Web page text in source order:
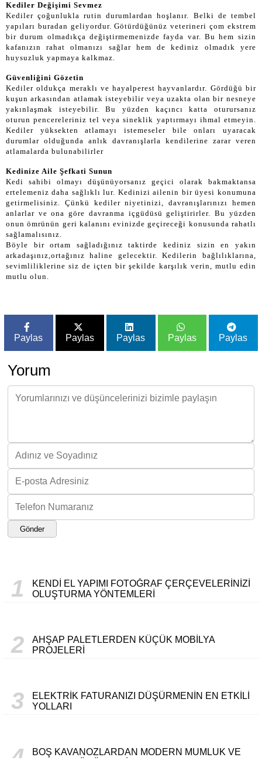
Kediler Değişimi Sevmez
Kediler çoğunlukla rutin durumlardan hoşlanır. Belki de tembel
yapıları buradan geliyordur. Götürdüğünüz veterineri çom ekstrem
bir durum olmadıkça değiştirmemenizde fayda var. Bu hem sizin
kafanızın rahat olmanızı sağlar hem de kediniz olmadık yere
huysuzluk yapmaya kalkmaz.
Güvenliğini Gözetin
Kediler oldukça meraklı ve hayalperest hayvanlardır. Gördüğü bir
kuşun arkasından atlamak isteyebilir veya uzakta olan bir nesneye
yakınlaşmak isteyebilir. Bu yüzden kaçıncı katta oturursanız
oturun pencereleriniz tel veya sineklik yaptırmayı ihmal etmeyin.
Kediler yüksekten atlamayı istemeseler bile onları uyaracak
durumlar olduğunda anlık davranışlarla kendilerine zarar veren
atlamalarda bulunabilirler
Kedinize Aile Şefkati Sunun
Kedi sahibi olmayı düşünüyorsanız geçici olarak bakmaktansa
ertelemeniz daha sağlıklı lur. Kedinizi ailenin bir üyesi konumuna
getirmelisiniz. Çünkü kediler niyetinizi, davranışlarınızı hemen
anlarlar ve ona göre davranma içgüdüsü geliştirirler. Bu yüzden
onun ömrünün geri kalanını evinizde geçireceği konusunda rahatlı
sağlamalısınız.
Böyle bir ortam sağladığınız taktirde kediniz sizin en yakın
arkadaşınız,ortağınız haline gelecektir. Kedilerin bağlılıklarına,
sevimliliklerine siz de içten bir şekilde karşılık verin, mutlu edin
mutlu olun.
Paylas Paylas Paylas Paylas Paylas
Yorum
Gönder
1
KENDI EL YAPIMI FOTOĞRAF ÇERÇEVELERINIZI
OLUŞTURMA YÖNTEMLERI
2
AHŞAP PALETLERDEN KÜÇÜK MOBILYA
PROJELERI
3
ELEKTRIK FATURANIZI DÜŞÜRMENIN EN ETKILI
YOLLARI
BOŞ KAVANOZLARDAN MODERN MUMLUK VE